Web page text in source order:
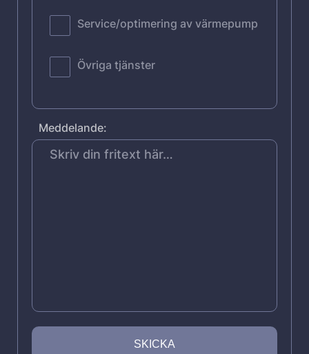
Service/optimering av värmepump
Övriga tjänster
Meddelande: